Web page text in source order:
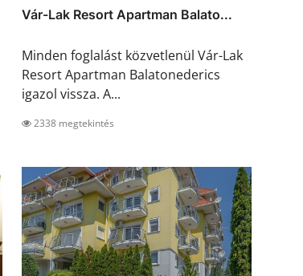
Vár-Lak Resort Apartman Balato...
Minden foglalást közvetlenül Vár-Lak
Resort Apartman Balatonederics
igazol vissza. A...
2338 megtekintés